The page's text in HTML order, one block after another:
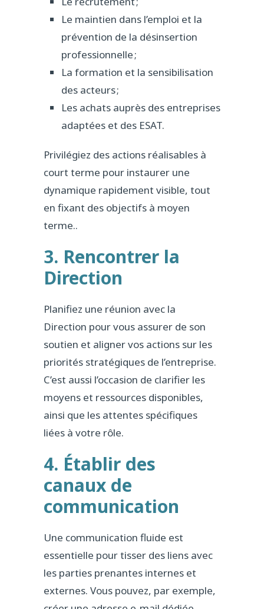
Le maintien dans l’emploi et la
prévention de la désinsertion
professionnelle ;
La formation et la sensibilisation
des acteurs ;
Les achats auprès des entreprises
adaptées et des ESAT.
Privilégiez des actions réalisables à
court terme pour instaurer une
dynamique rapidement visible, tout
en fixant des objectifs à moyen
terme..
3. Rencontrer la
Direction
Planifiez une réunion avec la
Direction pour vous assurer de son
soutien et aligner vos actions sur les
priorités stratégiques de l’entreprise.
C’est aussi l’occasion de clarifier les
moyens et ressources disponibles,
ainsi que les attentes spécifiques
liées à votre rôle.
4. Établir des
canaux de
communication
Une communication fluide est
essentielle pour tisser des liens avec
les parties prenantes internes et
externes. Vous pouvez, par exemple,